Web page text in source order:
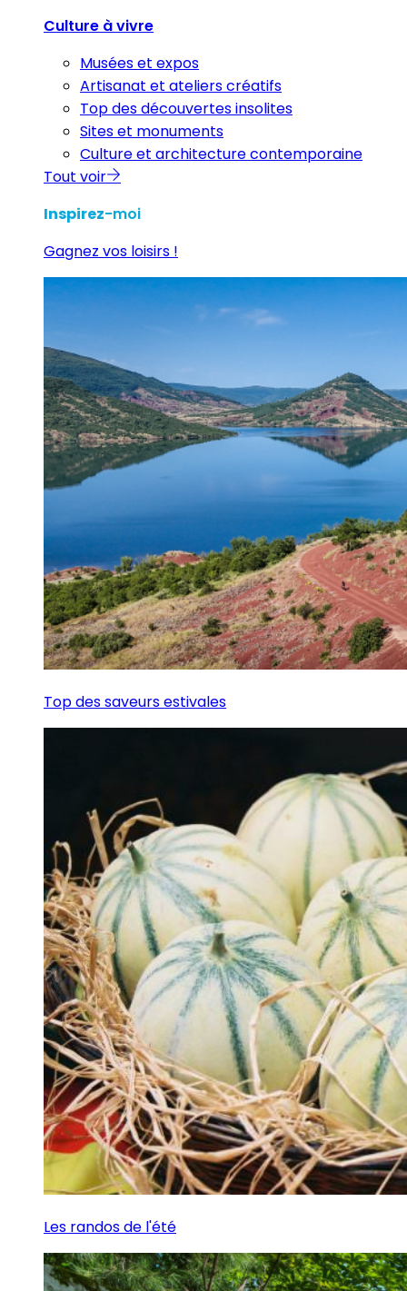
Culture à vivre
Musées et expos
Artisanat et ateliers créatifs
Top des découvertes insolites
Sites et monuments
Culture et architecture contemporaine
Tout voir
Inspirez-moi
Gagnez vos loisirs !
Top des saveurs estivales
Les randos de l'été